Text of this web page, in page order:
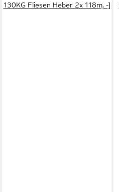
130KG Fliesen Heber 2x 118m, -]